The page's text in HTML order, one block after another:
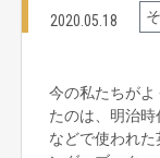
2020.05.18
今の私たちが
たのは、明治
などで使われ